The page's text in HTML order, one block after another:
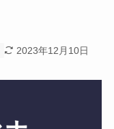
2023年12月10日